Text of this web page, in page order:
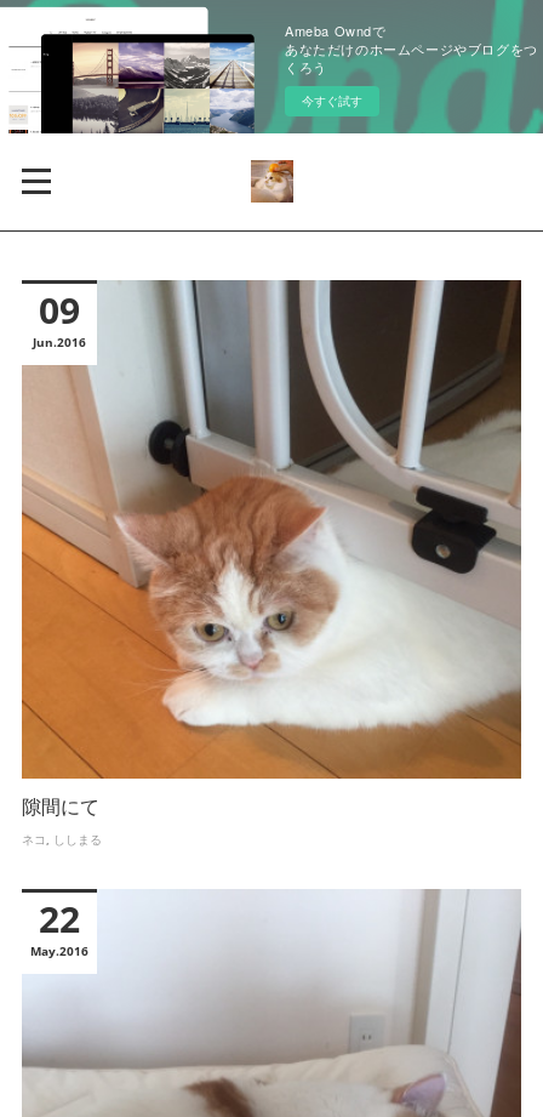
Ameba Owndで
あなただけのホームページやブログをつ
くろう
今すぐ試す
隙間にて
09
Jun 2016
ネコ ししまる
22
May 2016